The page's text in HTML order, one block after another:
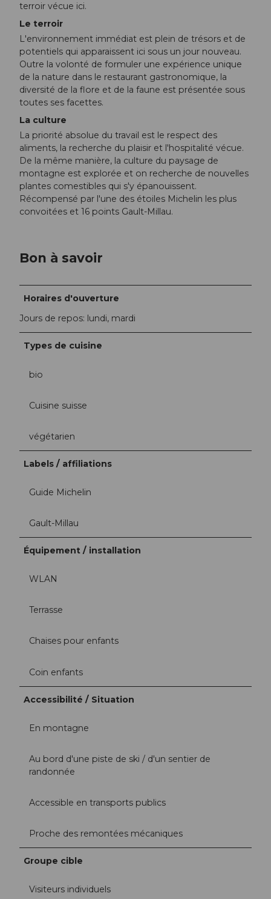
terroir vécue ici.
Le terroir
L'environnement immédiat est plein de trésors et de
potentiels qui apparaissent ici sous un jour nouveau.
Outre la volonté de formuler une expérience unique
de la nature dans le restaurant gastronomique, la
diversité de la flore et de la faune est présentée sous
toutes ses facettes.
La culture
La priorité absolue du travail est le respect des
aliments, la recherche du plaisir et l'hospitalité vécue.
De la même manière, la culture du paysage de
montagne est explorée et on recherche de nouvelles
plantes comestibles qui s'y épanouissent.
Récompensé par l'une des étoiles Michelin les plus
convoitées et 16 points Gault-Millau.
Bon à savoir
Horaires d'ouverture
Jours de repos: lundi, mardi
Types de cuisine
bio
Cuisine suisse
végétarien
Labels / affiliations
Guide Michelin
Gault-Millau
Équipement / installation
WLAN
Terrasse
Chaises pour enfants
Coin enfants
Accessibilité / Situation
En montagne
Au bord d'une piste de ski / d'un sentier de
randonnée
Accessible en transports publics
Proche des remontées mécaniques
Groupe cible
Visiteurs individuels